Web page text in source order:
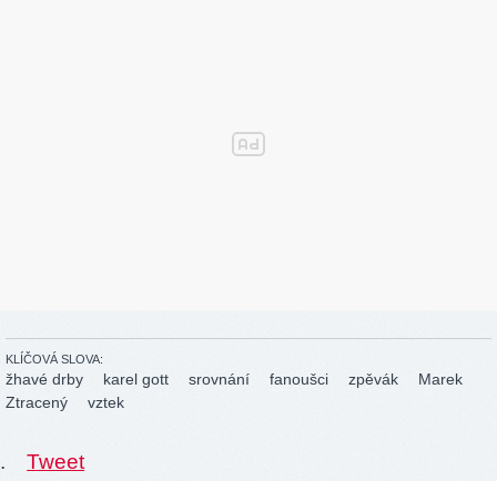
KLÍČOVÁ SLOVA:
žhavé drby karel gott srovnání fanoušci zpěvák
Marek
Ztracený
vztek
. Tweet